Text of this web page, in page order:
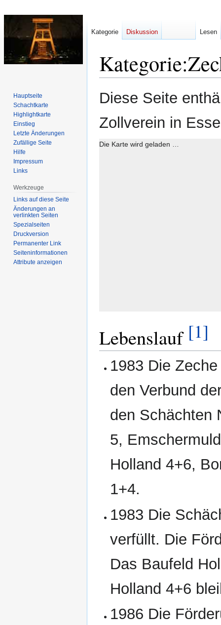
Kategorie:
Zur
Navigation
Zur
Suche
Diese Seite
Zollverein in
Die Karte wird geladen …
Lebenslauf [1]
1983 Die
den Verbund
den Schächten
5,
Holland 4+6,
1+4.
1983 Die
verfüllt. Die
Das Baufeld
Holland 4+6
1986 Die
Kategorie Diskussion Lesen
Hauptseite
Schachtkarte
Highlightkarte
Einstieg
Letzte Änderungen
Zufällige Seite
Hilfe
Impressum
Links
Werkzeuge
Links auf diese Seite
Änderungen an
verlinkten Seiten
Spezialseiten
Druckversion
Permanenter Link
Seiten­­informationen
Attribute anzeigen